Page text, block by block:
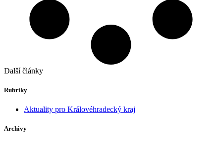
Další články
Rubriky
Aktuality pro Královéhradecký kraj
Archivy